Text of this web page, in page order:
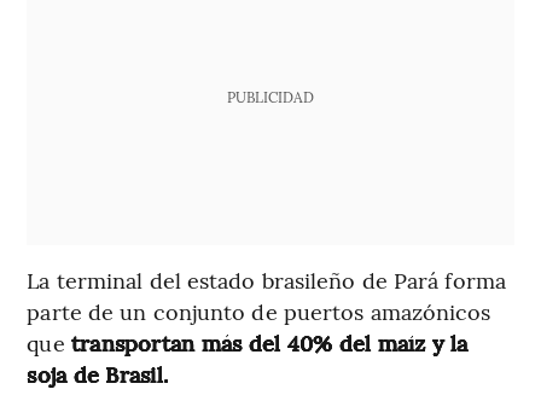
PUBLICIDAD
La terminal del estado brasileño de Pará forma
parte de un conjunto de puertos amazónicos
que transportan más del 40% del maíz y la
soja de Brasil.